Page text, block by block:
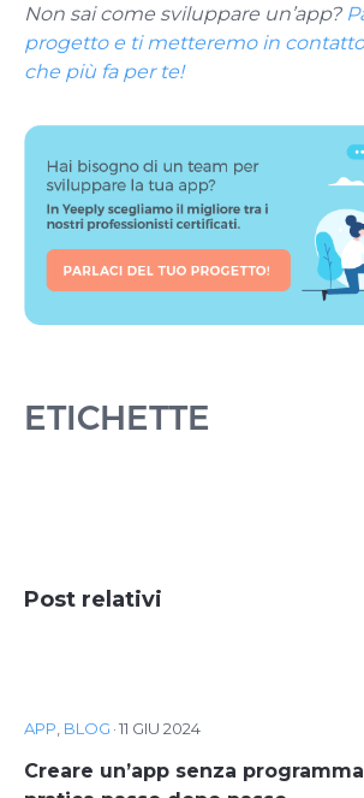
Non sai come sviluppare un’app?
progetto e ti metteremo in
che più fa per te!
ETICHETTE
Post relativi
APP, BLOG ·11 GIU 2024
Creare un’app senza